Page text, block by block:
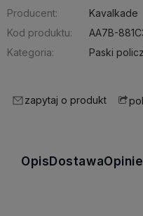
Producent:
Kavalkade
Kod produktu:
AA7B-
Kategoria:
Paski
zapytaj o produkt
Opis DostawaOpinie